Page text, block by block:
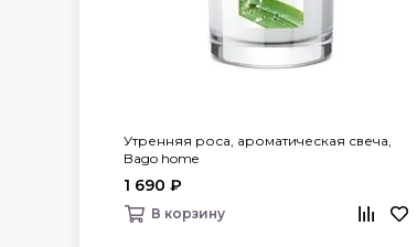
Утренняя роса, ароматическая свеча,
Bago home
1 690 ₽
В корзину